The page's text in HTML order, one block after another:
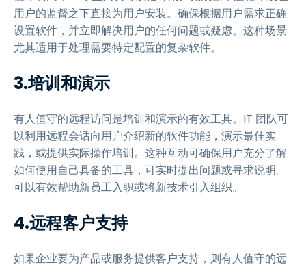
用户的监督之下直接为用户安装。确保根据用户需求正确
设置软件，并立即解决用户的任何问题或疑虑。这种场景
尤其适用于处理需要特定配置的复杂软件。
3.培训和演示
有人值守的远程访问是培训和演示的有效工具。IT 团队可
以利用远程会话向用户介绍新的软件功能，演示最佳实
践，或提供实际操作培训。这种互动可确保用户充分了解
如何使用自己具备的工具，可实时提出问题或寻求说明。
可以有效帮助新员工入职或将新技术引入组织。
4.远程客户支持
如果企业要为产品或服务提供客户支持，则有人值守的远